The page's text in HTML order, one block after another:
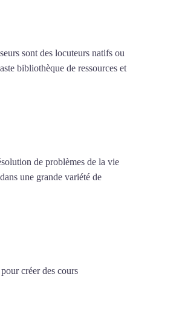
sont des locuteurs natifs ou
bibliothèque de ressources et
de problèmes de la vie
une grande variété de
créer des cours